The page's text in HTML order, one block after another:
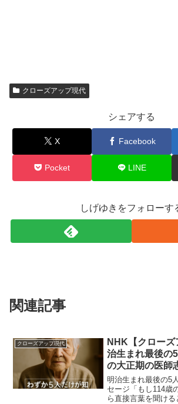
クローズアップ現代
シェアする
X Facebook
Pocket LINE
しげゆきをフォローす
関連記事
クローズアップ現代
NHK【クローズ
治生まれ最後の
の大正期の医師
女性の戦後商店
【2025年9月16
明治生まれ最後の5
セージ「もし114歳
ら直接言葉を聞け